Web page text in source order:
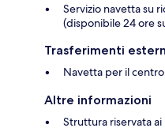
Servizio navetta su
(disponibile 24 ore
Trasferimenti
Navetta per il
Altre informazioni
Struttura riservata